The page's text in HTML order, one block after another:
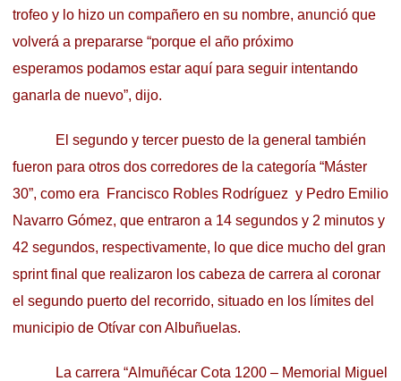
trofeo y lo hizo un compañero en su nombre, anunció que
volverá a prepararse “porque el año próximo
esperamos podamos estar aquí para seguir intentando
ganarla de nuevo”, dijo.
El segundo y tercer puesto de la general también
fueron para otros dos corredores de la categoría “Máster
30”, como era Francisco Robles Rodríguez y Pedro Emilio
Navarro Gómez, que entraron a 14 segundos y 2 minutos y
42 segundos, respectivamente, lo que dice mucho del gran
sprint final que realizaron los cabeza de carrera al coronar
el segundo puerto del recorrido, situado en los límites del
municipio de Otívar con Albuñuelas.
La carrera “Almuñécar Cota 1200 – Memorial Miguel